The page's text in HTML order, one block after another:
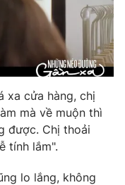
Nam
xa cửa hàng, chị
mà về muộn thì
được. Chị thoải
tính lắm".
lo lắng, không